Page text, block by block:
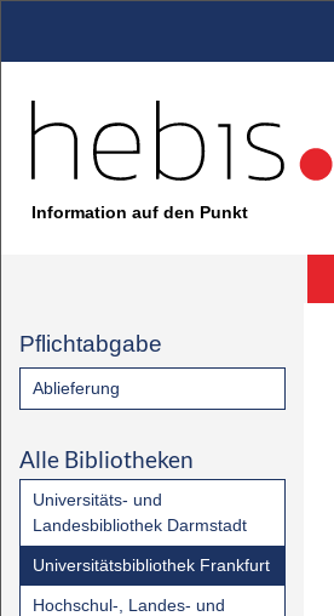
Information auf den Punkt
Pflichtabgabe
Ablieferung
Alle Bibliotheken
Universitäts- und
Landesbibliothek Darmstadt
Universitätsbibliothek Frankfurt
Hochschul-, Landes- und